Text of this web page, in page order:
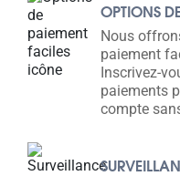
OPTIONS
Nous
paiement
Inscrivez-
paiements
compte